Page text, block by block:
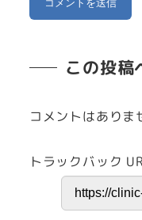
この投稿
コメントはありま
トラックバック